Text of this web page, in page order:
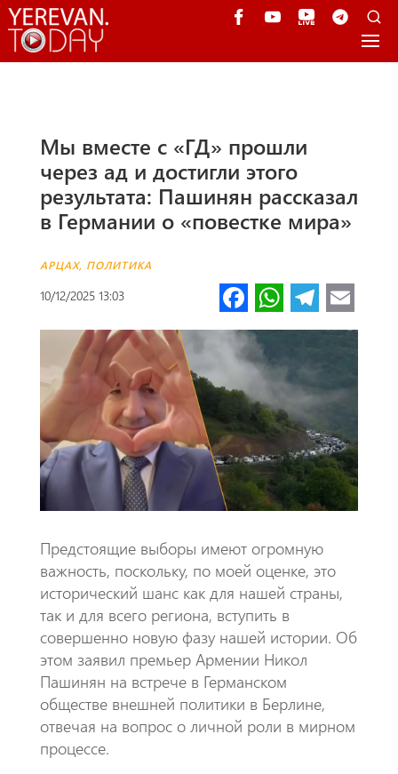
Мы вместе с «ГД» прошли
через ад и достигли этого
результата: Пашинян рассказал
в Германии о «повестке мира»
АРЦАХ, ПОЛИТИКА
10/12/2025 13:03 Fa
ce
b
o
o
k
W
h
at
s
A
p
p
Te
le
a
m
m
Предстоящие выборы имеют огромную
важность, поскольку, по моей оценке, это
исторический шанс как для нашей страны,
так и для всего региона, вступить в
совершенно новую фазу нашей истории. Об
этом заявил премьер Армении Никол
Пашинян на встрече в Германском
обществе внешней политики в Берлине,
отвечая на вопрос о личной роли в мирном
процессе.